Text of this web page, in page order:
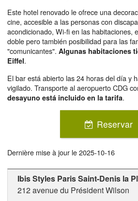
Este hotel renovado le ofrece una
cine, accesible a las personas con
acondicionado, Wi-fi en las habitaciones,
doble pero también posibilidad para las
"comunicantes". Algunas habitaciones
Eiffel.
El bar está abierto las 24 horas del día y
vigilado. Transporte al aeropuerto CDG
desayuno está incluido en la tarifa.
Reservar
Dernière mise à jour le2025-10-16
Ibis Styles Paris Saint-Denis la
212 avenue du Président Wilson